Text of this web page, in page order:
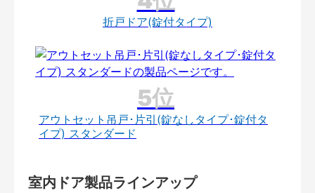
折戸ドア(錠付タイプ)
アウトセット吊戸･片引(錠なしタイプ･錠付タ
イプ) スタンダード
室内ドア製品ラインアップ